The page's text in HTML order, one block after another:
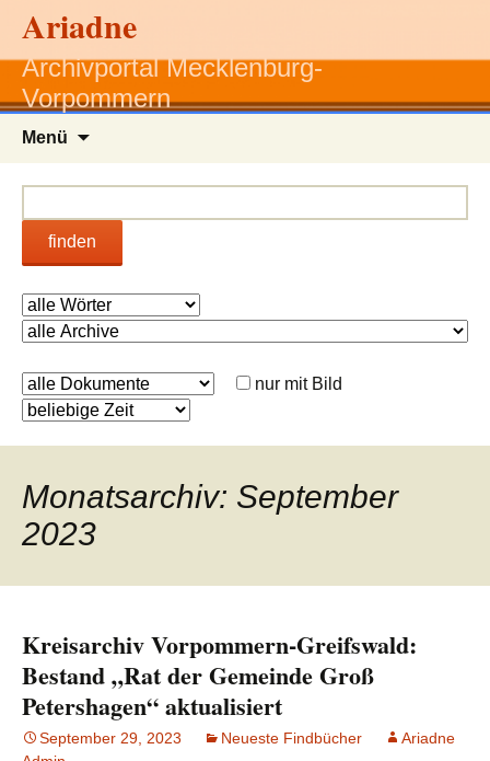
Ariadne
Archivportal Mecklenburg-
Vorpommern
Menü
finden
nur mit Bild
Monatsarchiv: September
2023
Kreisarchiv Vorpommern-Greifswald:
Bestand „Rat der Gemeinde Groß
Petershagen“ aktualisiert
September 29, 2023 Neueste Findbücher
Ariadne